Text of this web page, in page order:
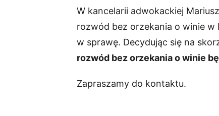
W kancelarii adwokackiej
rozwód bez orzekania o winie w
w sprawę. Decydując się na
rozwód bez orzekania o winie
Zapraszamy do kontaktu.